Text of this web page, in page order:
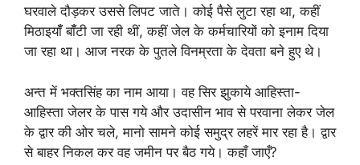
घरवाले दौड़कर उससे लिपट जाते। कोई पैसे लुटा रहा था, कहीं
मिठाइयॉँ बॉँटी जा रही थीं, कहीं जेल के कर्मचारियों को इनाम दिया
जा रहा था। आज नरक के पुतले विनम्रता के देवता बने हुए थे।
अन्त में भक्तसिंह का नाम आया। वह सिर झुकाये आहिस्ता-
आहिस्ता जेलर के पास गये और उदासीन भाव से परवाना लेकर जेल
के द्वार की ओर चले, मानो सामने कोई समुद्र लहरें मार रहा है। द्वार
से बाहर निकल कर वह जमीन पर बैठ गये। कहाँ जाएँ?